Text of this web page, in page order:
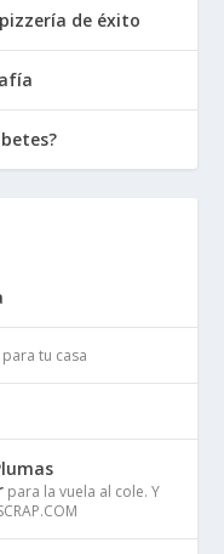
de éxito
tu casa
para la vuela al cole. Y